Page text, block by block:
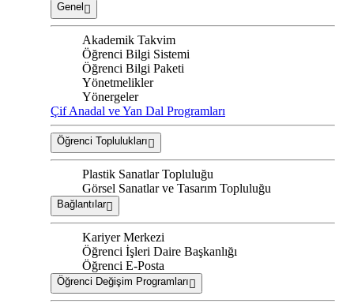
Genel
Akademik Takvim
Öğrenci Bilgi Sistemi
Öğrenci Bilgi Paketi
Yönetmelikler
Yönergeler
Çif Anadal ve Yan Dal Programları
Öğrenci Toplulukları
Plastik Sanatlar Topluluğu
Görsel Sanatlar ve Tasarım Topluluğu
Bağlantılar
Kariyer Merkezi
Öğrenci İşleri Daire Başkanlığı
Öğrenci E-Posta
Öğrenci Değişim Programları